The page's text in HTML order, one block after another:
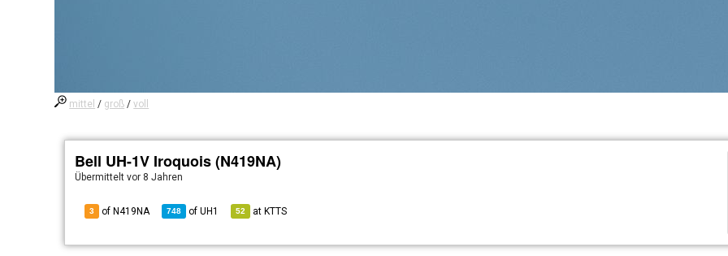
mittel / groß /voll
Bell UH-1V Iroquois (N419NA)
Übermitteltvor 8 Jahren
3 of N419NA 748 ofUH1 52 at KTTS